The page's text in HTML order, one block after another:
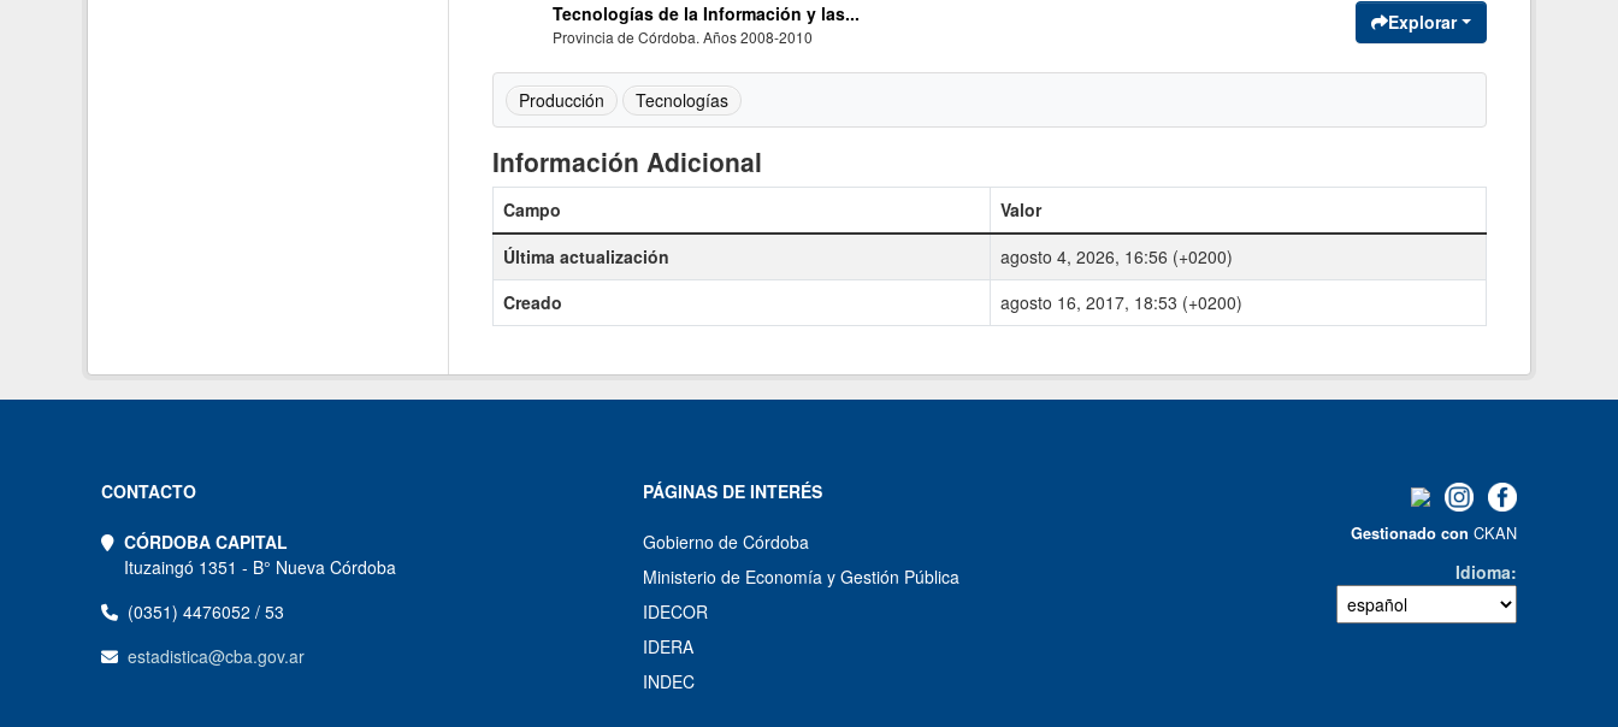
Tecnologías de la Información y las...
Provincia de Córdoba. Años 2008-2010
Explorar
Producción Tecnologías
Información Adicional
Campo
Valor
Última actualización
agosto 4, 2026, 16:56 (+0200)
Creado
agosto 16, 2017, 18:53 (+0200)
CONTACTO
CÓRDOBA CAPITAL
Ituzaingó 1351 - B° Nueva Córdoba
(0351) 4476052 / 53
estadistica@cba.gov.ar
PÁGINAS DE INTERÉS
Gobierno de Córdoba
Ministerio de Economía y Gestión Pública
IDECOR
IDERA
INDEC
Gestionado con CKAN
Idioma